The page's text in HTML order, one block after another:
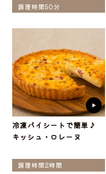
調理時間50分
冷凍パイシートで簡単♪
キッシュ・ロレーヌ
調理時間2時間